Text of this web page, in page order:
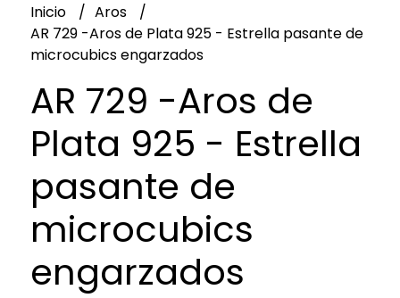
Inicio
Aros
AR 729 -Aros de Plata 925 - Estrella pasante de
microcubics engarzados
AR 729 -Aros de
Plata 925 - Estrella
pasante de
microcubics
engarzados